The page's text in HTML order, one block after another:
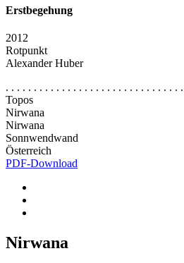
Erstbegehung
2012
Rotpunkt
Alexander Huber
. . . . . . . . . . . . . . . . . . . . . . . . . . . . . . .
Topos
Nirwana
Nirwana
Sonnwendwand
Österreich
PDF-Download
Nirwana